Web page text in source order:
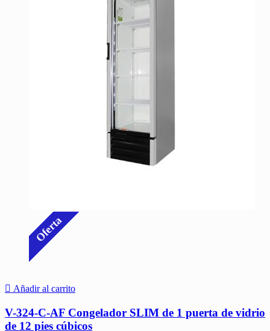
Oferta
Añadir al carrito
V-324-C-AF Congelador SLIM de 1 puerta de vidrio
de 12 pies cúbicos